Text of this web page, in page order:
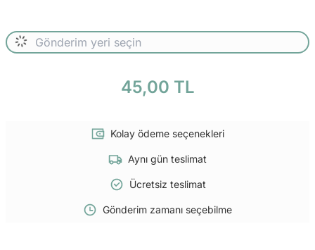
45,00 TL
Kolay ödeme seçenekleri
Aynı gün teslimat
Ücretsiz teslimat
Gönderim zamanı seçebilme